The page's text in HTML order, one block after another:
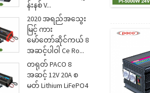
န်းနစ် V...
2020 အရည်အသွေး
မြင့် ကား
မော်တော်ဆိုင်ကယ် 8
အဆင့်ပါဝါ Ce Ro...
တရုတ် PACO 8
အဆင့် 12V 20A စ
မတ် Lithium LiFePO4